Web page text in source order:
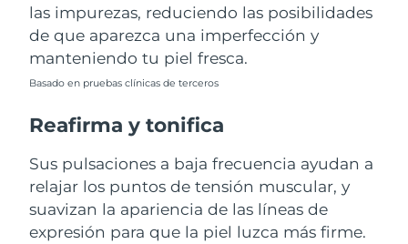
las impurezas, reduciendo las posibilidades
de que aparezca una imperfección y
manteniendo tu piel fresca.
Basado en pruebas clínicas de terceros
Reafirma y tonifica
Sus pulsaciones a baja frecuencia ayudan a
relajar los puntos de tensión muscular, y
suavizan la apariencia de las líneas de
expresión para que la piel luzca más firme.
Taiwán Entrega prevista
Turquía
Emiratos Árabes
Unidos
Entrega prevista8/9/26
Reino Unido Entrega prevista